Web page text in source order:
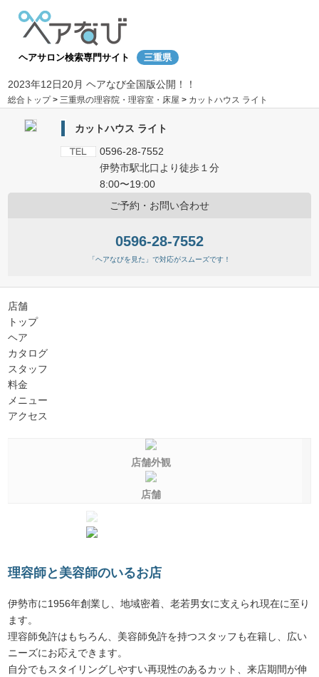
ヘアサロン検索専門サイト 三重県
2023年12日20月 ヘアなび全国版公開！！
総合トップ>三重県の理容院・理容室・床屋 > カットハウス ライト
カットハウス ライト
0596-28-7552
伊勢市駅北口より徒歩１分
8:00〜19:00
ご予約・お問い合わせ
0596-28-7552
「ヘアなびを見た」で対応がスムーズです！
店舗
トップ
ヘア
カタログ
スタッフ
料金
メニュー
アクセス
店舗外観
店舗
理容師と美容師のいるお店
伊勢市に1956年創業し、地域密着、老若男女に支えられ現在に至り
ます。
理容師免許はもちろん、美容師免許を持つスタッフも在籍し、広い
ニーズにお応えできます。
自分でもスタイリングしやすい再現性のあるカット、来店期間が伸